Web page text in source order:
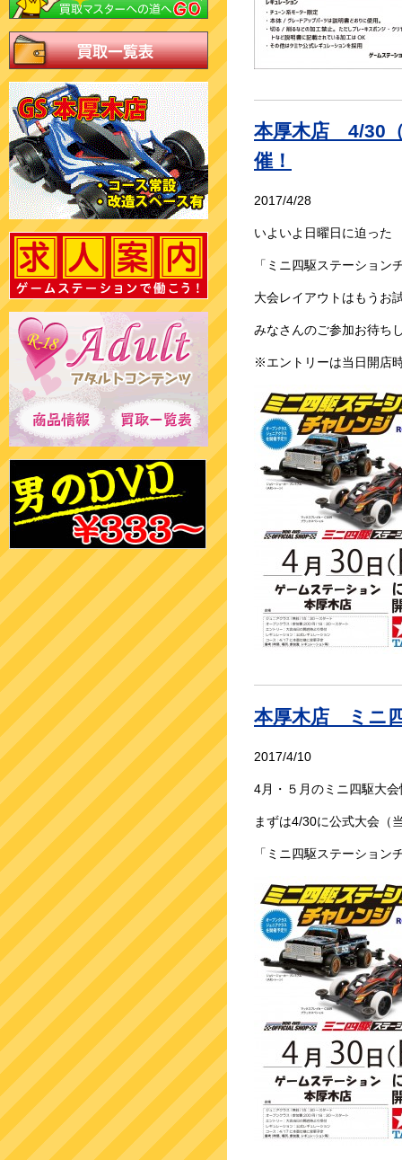
本厚木店 4/30
催！
2017/4/28
いよいよ日曜日に迫った
「ミニ四駆ステーション
大会レイアウトはもうお
みなさんのご参加お待ち
※エントリーは当日開店
本厚木店 ミニ
2017/4/10
4月・５月のミニ四駆大
まずは4/30に公式大会（
「ミニ四駆ステーション